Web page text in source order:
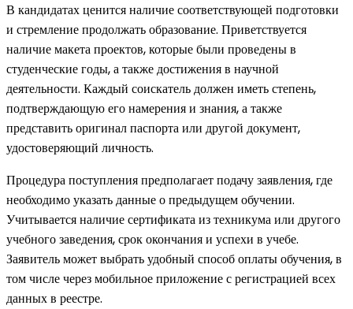
В кандидатах ценится наличие соответствующей подготовки
и стремление продолжать образование. Приветствуется
наличие макета проектов, которые были проведены в
студенческие годы, а также достижения в научной
деятельности. Каждый соискатель должен иметь степень,
подтверждающую его намерения и знания, а также
представить оригинал паспорта или другой документ,
удостоверяющий личность.
Процедура поступления предполагает подачу заявления, где
необходимо указать данные о предыдущем обучении.
Учитывается наличие сертификата из техникума или другого
учебного заведения, срок окончания и успехи в учебе.
Заявитель может выбрать удобный способ оплаты обучения, в
том числе через мобильное приложение с регистрацией всех
данных в реестре.